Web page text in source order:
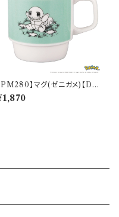
PM280】マグ(ゼニガメ)【Dail
Sketch】PM283-11